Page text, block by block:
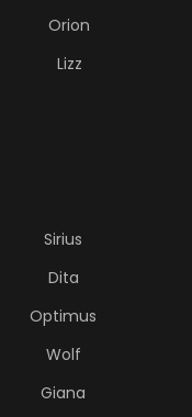
Orion
Lizz
Sirius
Dita
Optimus
Wolf
Giana